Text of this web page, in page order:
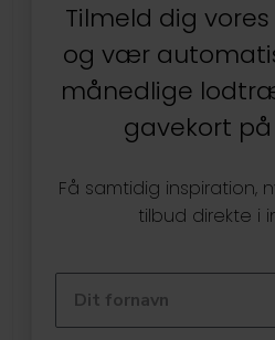
Tilmeld dig
og vær
månedlige
gavekort på
Få samtidig inspiration,
tilbud direkte i